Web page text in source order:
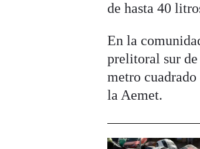
de hasta 40
En la
prelitoral sur
metro cuadrado
la Aemet.